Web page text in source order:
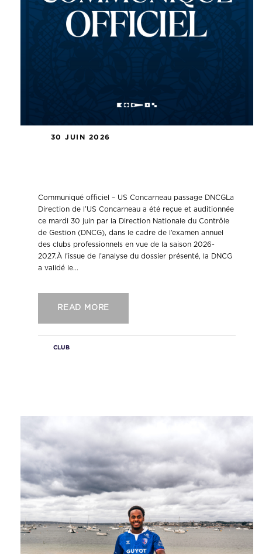
30 JUIN 2026
Communiqué officiel – US Concarneau passage DNCGLa
Direction de l’US Concarneau a été reçue et auditionnée
ce mardi 30 juin par la Direction Nationale du Contrôle
de Gestion (DNCG), dans le cadre de l’examen annuel
des clubs professionnels en vue de la saison 2026-
2027.À l’issue de l’analyse du dossier présenté, la DNCG
a validé le...
READ MORE
CLUB